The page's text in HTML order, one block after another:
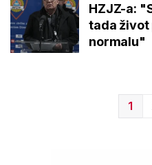
HZJZ-a:
tada život
normalu"
1